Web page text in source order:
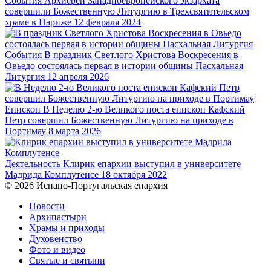
совершили Божественную Литургию в Трехсвятительском
храме в Париже 12 февраля 2024
События В праздник Светлого Христова Воскресения в
Овьедо состоялась первая в истории общины Пасхальная
Литургия 12 апреля 2026
Епископ В Неделю 2-ю Великого поста епископ Кафский
Петр совершил Божественную Литургию на приходе в
Портимау 8 марта 2026
Деятельность Клирик епархии выступил в университете
Мадрида Комплутенсе 18 октября 2022
© 2026 Испано-Португальская епархия
Новости
Архипастыри
Храмы и приходы
Духовенство
Фото и видео
Святые и святыни